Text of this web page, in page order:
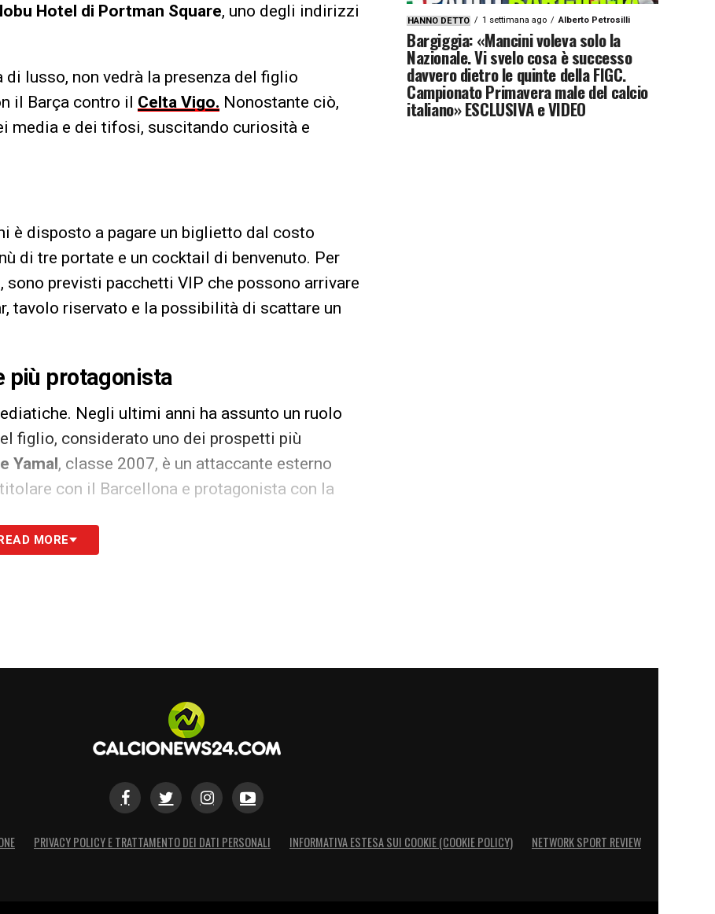
Hotel di Portman Square, uno degli indirizzi
di lusso, non vedrà la presenza del figlio
il Barça contro il Celta Vigo. Nonostante ciò,
media e dei tifosi, suscitando curiosità e
è disposto a pagare un biglietto dal costo
di tre portate e un cocktail di benvenuto. Per
previsti pacchetti VIP che possono arrivare
tavolo riservato e la possibilità di scattare un
più protagonista
Negli ultimi anni ha assunto un ruolo
figlio, considerato uno dei prospetti più
Yamal, classe 2007, è un attaccante esterno
con il Barcellona e protagonista con la
festa per i diciotto anni del figlio, durante la
MORE
HANNO DETTO 1 settimana ago Alberto Petrosilli
Bargiggia: «Mancini voleva solo la
Nazionale. Vi svelo cosa è successo
davvero dietro le quinte della FIGC.
Campionato Primavera male del calcio
italiano» ESCLUSIVA e VIDEO
PRIVACY POLICY E TRATTAMENTO DEI DATI PERSONALI INFORMATIVA ESTESA SUI COOKIE (COOKIE POLICY) NETWORK SPORT REVIEW